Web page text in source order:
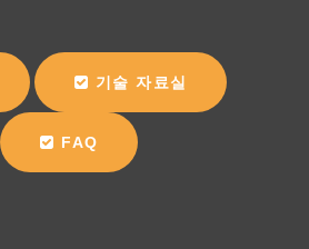
기술 자료실
FAQ